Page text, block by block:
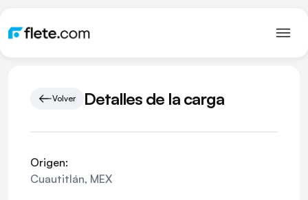
Volver Detalles de la carga
Origen:
Cuautitlán, MEX